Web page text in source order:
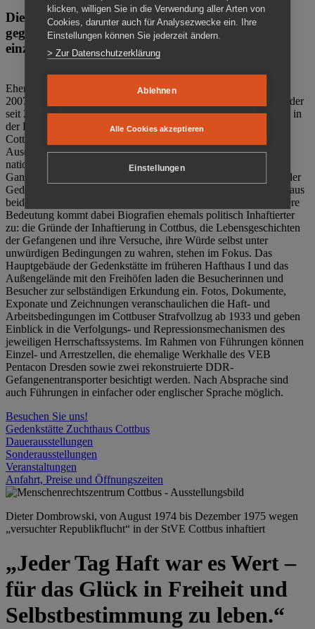
Die Gedenkstätte Zuchthaus Cottbus ist ein Ort
gegen das Vergessen. Anschaulich, nah und
einzigartig.
Ehemalige politische Häftlinge der DDR gründeten im Oktober
2007 den Verein Menschenrechtszentrum Cottbus e. V. (MRZ), der
seit 2011 Eigentümer des ehemaligen Gefängnisses (1860-2002) in
der Bautzener Straße und Träger der Gedenkstätte Zuchthaus
Cottbus ist. Im Zentrum der Arbeit der Gedenkstätte steht die
Auseinandersetzung mit politischem Unrecht während der
nationalsozialistischen Terrorherrschaft und der SED-Diktatur.
Ganzjährig zeigen mehrere Dauer- und Sonderausstellungen in der
Gedenkstätte Zuchthaus Cottbus Beispiele politischen Unrechts aus
beiden deutschen Diktaturen des 20. Jahrhunderts. Eine besondere
Bedeutung kommt dabei Biografien ehemals politisch Inhaftierter
zu: die Gründe der Inhaftierung in Cottbus, die Lebensgeschichten
der Gefangenen und ihre Versuche, ihre Würde selbst unter
unwürdigen Bedingungen zu wahren, stehen im Fokus. Das
Hauptgebäude der Gedenkstätte im früheren Hafthaus I und das
Außengelände mit den Freihöfen laden die Besucherinnen und
Besucher zur selbständigen Erkundung ein. Fotos, Dokumente,
Exponate und Zeichnungen veranschaulichen die Haft- und
Arbeitsbedingungen im Cottbuser Strafvollzug ab 1933 und geben
Einblick in die Verfolgungs- und Repressionsmechanismen des
jeweiligen Herrschaftssystems. Im Rahmen von Führungen können
Einzel- und Arrestzellen, die ehemalige Werkhalle des VEB
Pentacon Dresden sowie zwei rekonstruierte DDR-
Gefangenentransporter besichtigt werden. Nach Absprache sind
auch Führungen in einfacher oder englischer Sprache möglich.
Besuchen Sie uns!
Gedenkstätte Zuchthaus Cottbus
Dauerausstellungen
Sonderausstellungen
Veranstaltungen
Anfahrt, Preise und Öffnungszeiten
Dieter Dombrowski, von August 1974 bis Dezember 1975 wegen
„versuchter Republikflucht“ in der StVE Cottbus inhaftiert
„Jeder Tag Haft war es Wert –
für das Glück in Freiheit und
Selbstbestimmung zu leben.“
klicken, willigen Sie in die Verwendung aller Arten von
Cookies, darunter auch für Analysezwecke ein. Ihre
Einstellungen können Sie jederzeit ändern.
> Zur Datenschutzerklärung
Ablehnen
Alle Cookies akzeptieren
Einstellungen